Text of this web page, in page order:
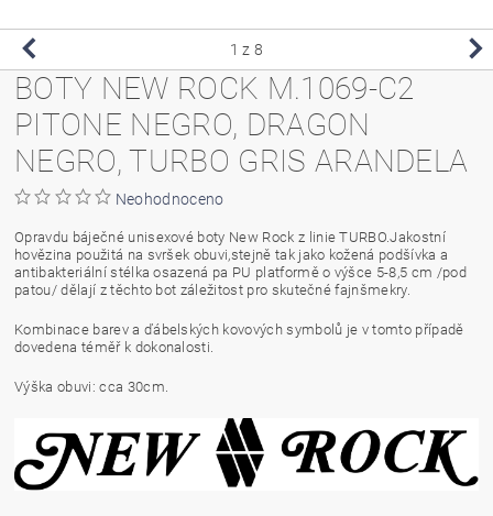
1 z 8
BOTY NEW ROCK M.1069-C2
PITONE NEGRO, DRAGON
NEGRO, TURBO GRIS ARANDELA
Neohodnoceno
Opravdu báječné unisexové boty New Rock z linie TURBO.Jakostní
hovězina použitá na svršek obuvi,stejně tak jako kožená podšívka a
antibakteriální stélka osazená pa PU platformě o výšce 5-8,5 cm /pod
patou/ dělají z těchto bot záležitost pro skutečné fajnšmekry.
Kombinace barev a ďábelských kovových symbolů je v tomto případě
dovedena téměř k dokonalosti.
Výška obuvi: cca 30cm.